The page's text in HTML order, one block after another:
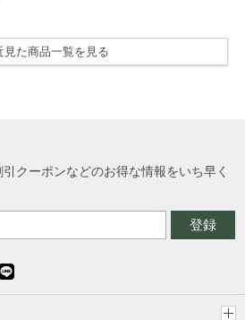
見た商品一覧を見る
クーポンなどのお得な情報をいち早く
登録